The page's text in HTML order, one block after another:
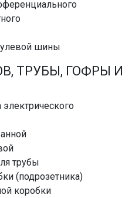
шины
ТРУБЫ, ГОФРЫ И
трубы
(подрозетника)
коробки